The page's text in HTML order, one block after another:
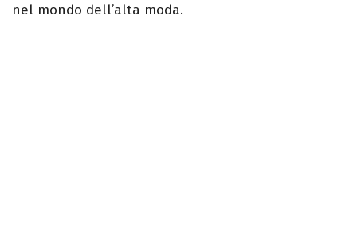
nel mondo dell’alta moda.